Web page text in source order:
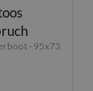
- 95x73